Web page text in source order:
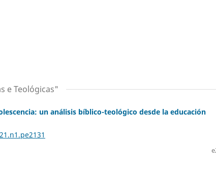
e Teológicas"
un análisis bíblico-teológico desde la educación